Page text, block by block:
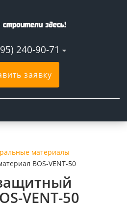
240-90-71
заявку
материалы
BOS-VENT-50
VENT-50